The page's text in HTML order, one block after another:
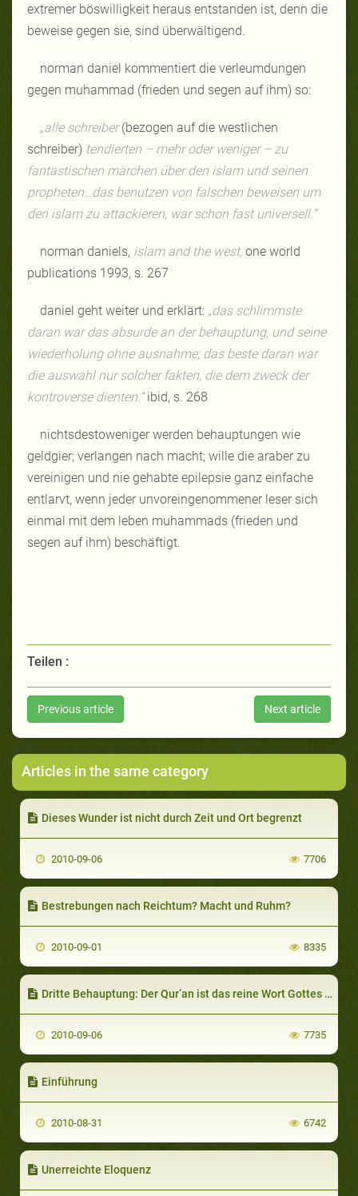
extremer böswilligkeit heraus entstanden ist, denn die
beweise gegen sie, sind überwältigend.
norman daniel kommentiert die verleumdungen
gegen muhammad (frieden und segen auf ihm) so:
„alle schreiber(bezogen auf die westlichen
schreiber) tendierten – mehr oder weniger – zu
fantastischen märchen über den islam und seinen
propheten…das benutzen von falschen beweisen um
den islam zu attackieren, war schon fast universell.“
norman daniels, islam and the west, one world
publications 1993, s. 267
daniel geht weiter und erklärt: „das schlimmste
daran war das absurde an der behauptung, und seine
wiederholung ohne ausnahme; das beste daran war
die auswahl nur solcher fakten, die dem zweck der
kontroverse dienten.“ibid, s. 268
nichtsdestoweniger werden behauptungen wie
geldgier; verlangen nach macht; wille die araber zu
vereinigen und nie gehabte epilepsie ganz einfache
entlarvt, wenn jeder unvoreingenommener leser sich
einmal mit dem leben muhammads (frieden und
segen auf ihm) beschäftigt.
Teilen :
Previous article Next article
Articles in the same category
Dieses Wunder ist nicht durch Zeit und Ort begrenzt
2010-09-06 7706
Bestrebungen nach Reichtum? Macht und Ruhm?
2010-09-01 8335
Dritte Behauptung: Der Qur’an ist das reine Wort Gottes und er hat keinen menschlichen Autor
2010-09-06 7735
Einführung
2010-08-31 6742
Unerreichte Eloquenz